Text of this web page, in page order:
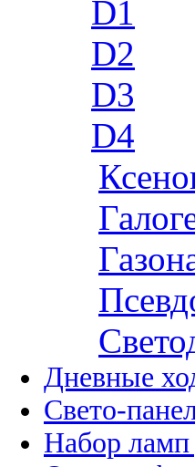
D1
D2
D3
D4
Дневные
Свето-
Набор ламп